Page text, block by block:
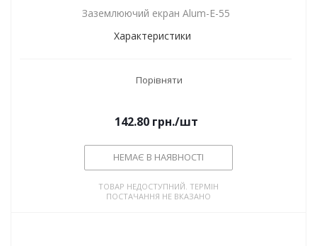
Заземлюючий екран Alum-E-55
Характеристики
Порівняти
142.80грн./шт
НЕМАЄ В НАЯВНОСТІ
ТОВАР НЕДОСТУПНИЙ. ТЕРМІН
ПОСТАЧАННЯ НЕ ВКАЗАНО